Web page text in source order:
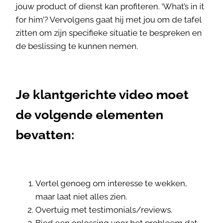
jouw product of dienst kan profiteren. ‘What’s in it
for him’? Vervolgens gaat hij met jou om de tafel
zitten om zijn specifieke situatie te bespreken en
de beslissing te kunnen nemen.
Je klantgerichte video moet
de volgende elementen
bevatten:
Vertel genoeg om interesse te wekken,
maar laat niet alles zien.
Overtuig met testimonials/reviews.